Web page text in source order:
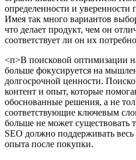
определенности и
Имея так много вариантов
что делает продукт, чем он
соответствует ли он их
<п>В поисковой оптимизации
больше фокусируется на
долгосрочной ценности.
контент и опыт, которые
обоснованные решения, а не
соответствующие ключевым
больше не может существовать
SEO должно поддерживать весь
опыта после покупки.